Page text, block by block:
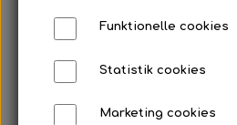
🏫Dans og udtryk i
Funktionelle cookies
Statistik cookies
Marketing cookies